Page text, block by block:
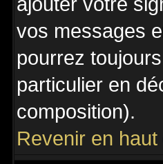
vos messages
pourrez
particulier en
composition).
Revenir en haut